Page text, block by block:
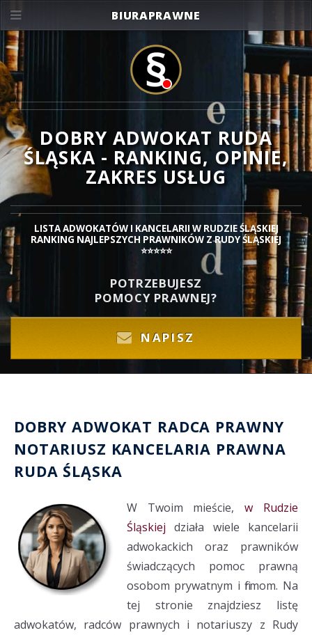
DOBRY ADWOKAT RUDA
ŚLĄSKA - RANKING, OPINIE,
ZAKRES USŁUG
LISTA ADWOKATÓW I KANCELARII W RUDZIE ŚLĄSKIEJ
RANKING NAJLEPSZYCH PRAWNIKÓW Z RUDY ŚLĄSKIEJ
⭐⭐⭐⭐⭐
POTRZEBUJESZ
POMOCY PRAWNEJ?
NAPISZ
DOBRYADWOKAT RADCA PRAWNY
NOTARIUSZ KANCELARIA PRAWNA
RUDA ŚLĄSKA
W Twoim mieście,w Rudzie
Śląskiej działa wiele kancelarii
adwokackich oraz prawników
świadczących pomoc prawną
osobom prywatnym i firmom. Na
tej stronie znajdziesz listę
adwokatów, radców prawnych i notariuszy z Rudy
BIURAPRAWNE